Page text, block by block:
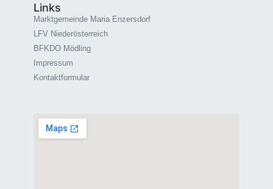
Links
Marktgemeinde Maria Enzersdorf
LFV Niederösterreich
BFKDO Mödling
Impressum
Kontaktformular